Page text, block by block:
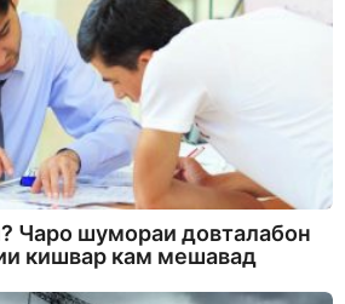
Чаро шумораи довталабон
кишвар кам мешавад